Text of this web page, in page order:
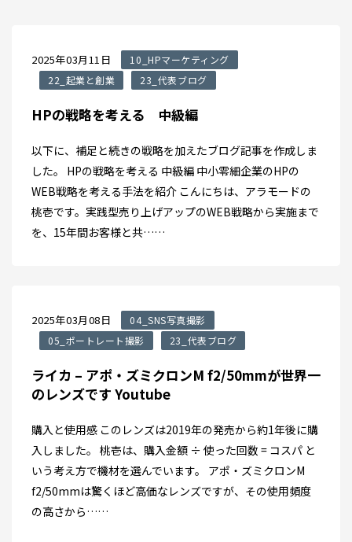
2025年03月11日
10_HPマーケティング
22_起業と創業
23_代表ブログ
HPの戦略を考える 中級編
以下に、補足と続きの戦略を加えたブログ記事を作成しま
した。 HPの戦略を考える 中級編 中小零細企業のHPの
WEB戦略を考える手法を紹介 こんにちは、アラモードの
桃壱です。実践型売り上げアップのWEB戦略から実施まで
を、15年間お客様と共……
2025年03月08日
04_SNS写真撮影
05_ポートレート撮影
23_代表ブログ
ライカ – アポ・ズミクロンM f2/50mmが世界一
のレンズです Youtube
購入と使用感 このレンズは2019年の発売から約1年後に購
入しました。 桃壱は、購入金額 ÷ 使った回数 = コスパ と
いう考え方で機材を選んでいます。 アポ・ズミクロンM
f2/50mmは驚くほど高価なレンズですが、その使用頻度
の高さから……